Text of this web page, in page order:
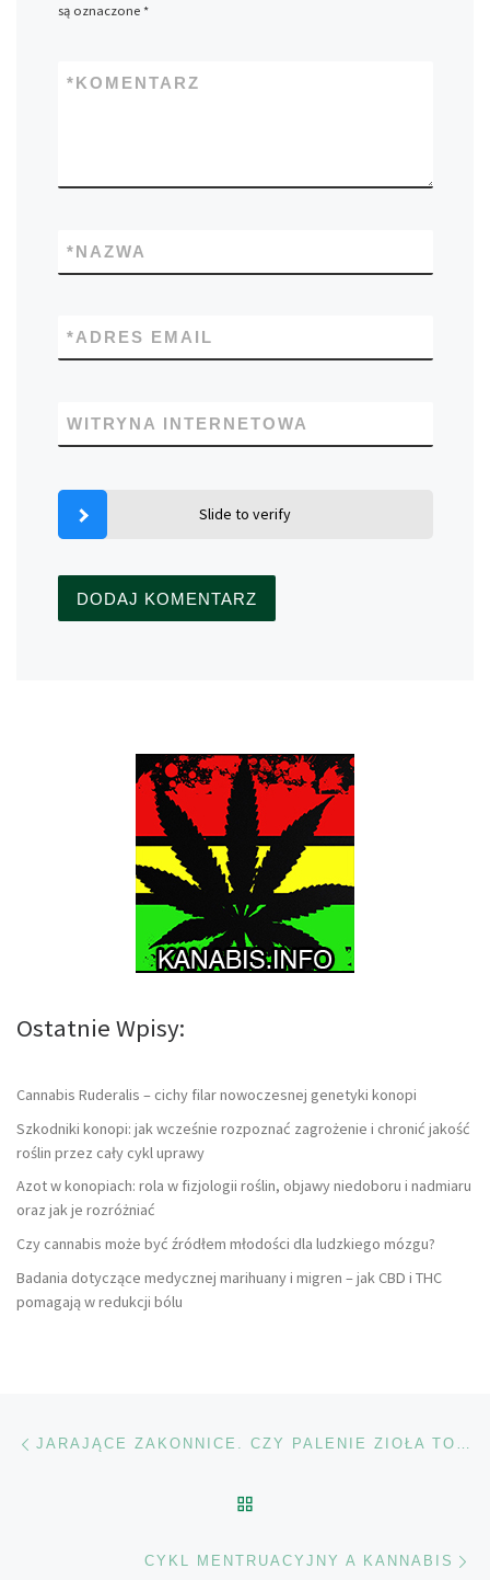
są oznaczone *
KOMENTARZ
*
NAZWA
*
ADRES EMAIL
*
WITRYNA INTERNETOWA
Slide to verify
Ostatnie Wpisy:
Cannabis Ruderalis – cichy filar nowoczesnej genetyki konopi
Szkodniki konopi: jak wcześnie rozpoznać zagrożenie i chronić jakość
roślin przez cały cykl uprawy
Azot w konopiach: rola w fizjologii roślin, objawy niedoboru i nadmiaru
oraz jak je rozróżniać
Czy cannabis może być źródłem młodości dla ludzkiego mózgu?
Badania dotyczące medycznej marihuany i migren – jak CBD i THC
pomagają w redukcji bólu
Nawigacja wpisu JARAJĄCE ZAKONNICE. CZY PALENIE ZIOŁA TO GRZECH?
CYKL MENTRUACYJNY A KANNABIS